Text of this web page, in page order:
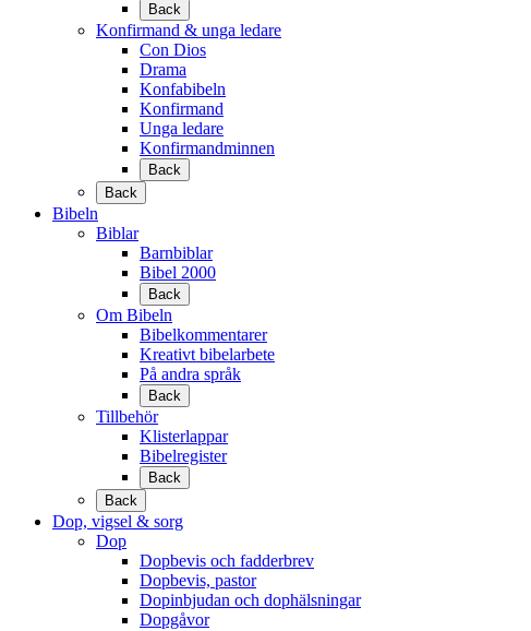
Back
Konfirmand & unga ledare
Con Dios
Drama
Konfabibeln
Konfirmand
Unga ledare
Konfirmandminnen
Back
Back
Bibeln
Biblar
Barnbiblar
Bibel 2000
Back
Om Bibeln
Bibelkommentarer
Kreativt bibelarbete
På andra språk
Back
Tillbehör
Klisterlappar
Bibelregister
Back
Back
Dop, vigsel & sorg
Dop
Dopbevis och fadderbrev
Dopbevis, pastor
Dopinbjudan och dophälsningar
Dopgåvor